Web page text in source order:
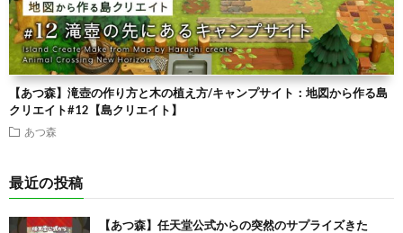
【あつ森】滝壺の作り方と木の植え方/キャンプサイト：地図から作る島
クリエイト#12【島クリエイト】
あつ森
最近の投稿
【あつ森】任天堂公式からの突然のサプライズきた